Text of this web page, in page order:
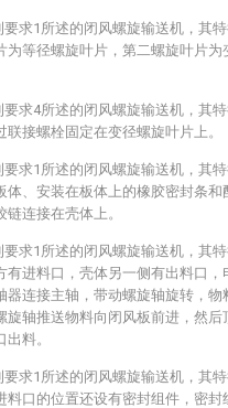
要求1所述的闭风螺旋输送机，其
为等径螺旋叶片，第二螺旋叶片为
要求4所述的闭风螺旋输送机，其
联接螺栓固定在变径螺旋叶片上。
要求1所述的闭风螺旋输送机，其
体、安装在板体上的橡胶密封条和
链连接在壳体上。
要求1所述的闭风螺旋输送机，其
有进料口，壳体另一侧有出料口，
器连接主轴，带动螺旋轴旋转，物
旋轴推送物料向闭风板前进，然后
料。
要求1所述的闭风螺旋输送机，其
料口的位置还设有密封组件，密封